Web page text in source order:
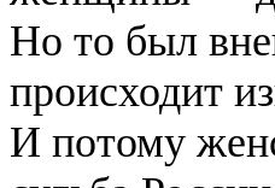
Но то был
происходит
И потому